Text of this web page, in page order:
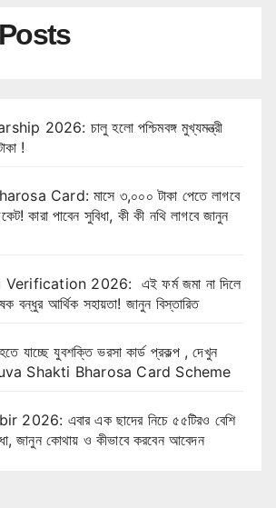
2026: চালু হলো পশ্চিমবঙ্গ মুখ্যমন্ত্রী
!
Card: মাসে ৩,০০০ টাকা পেতে লাগবে
কারা পাবেন সুবিধা, কী কী নথি লাগবে জানুন
2026: এই ফর্ম জমা না দিলে
বন্ধুর আর্থিক সহায়তা! জানুন বিস্তারিত
যাচ্ছে যুবশক্তি ভরসা কার্ড প্রকল্প , দেখুন
Shakti Bharosa Card Scheme
এবার এক ছাদের নিচে ৫৫টিরও বেশি
জানুন কোথায় ও কীভাবে করবেন আবেদন